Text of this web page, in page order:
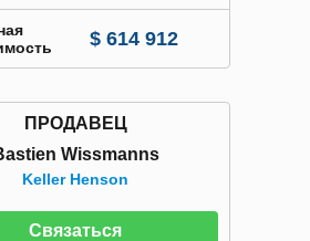
$ 614 912
ПРОДАВЕЦ
Wissmanns
Keller Henson
Связаться